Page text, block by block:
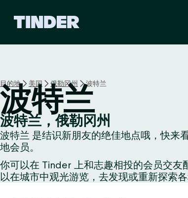
首
页
目的地 美国 俄勒冈州 波特兰
波特兰
波特兰，俄勒冈州
波特兰 是结识新朋友的绝佳地点哦，快来
地会员。
你可以在 Tinder 上和志趣相投的会员交
以在城市中观光游览，去发现或重新探索各